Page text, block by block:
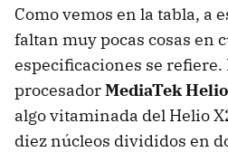
Como vemos en la tabla, a
faltan muy pocas cosas en
especificaciones se
procesadorMediaTek
algo vitaminada del Helio
diez núcleos divididos en